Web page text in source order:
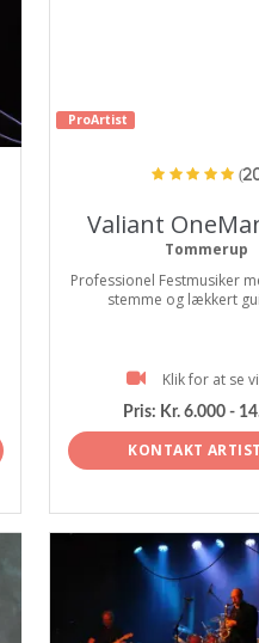
ProArtist
Valiant
Tommerup
Professionel Festmusiker
stemme og lækkert
Klik for at se
Pris: Kr. 6.000 -
KONTAKT